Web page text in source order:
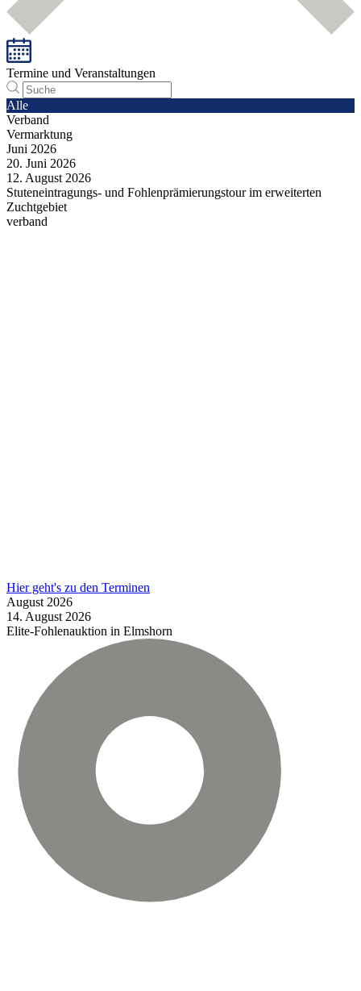
Termine und Veranstaltungen
Alle
Verband
Vermarktung
Juni 2026
20. Juni 2026
12. August 2026
Stuteneintragungs- und Fohlenprämierungstour im erweiterten
Zuchtgebiet
verband
Hier geht's zu den Terminen
August 2026
14. August 2026
Elite-Fohlenauktion in Elmshorn